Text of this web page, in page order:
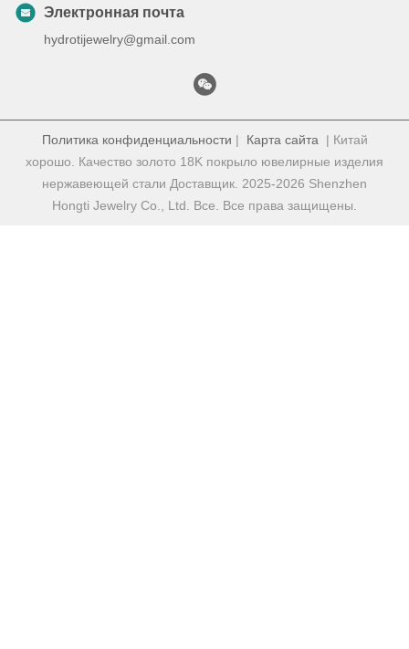
Электронная почта
hydrotijewelry@gmail.com
Политика конфиденциальности | Карта сайта | Китай
хорошо. Качество золото 18K покрыло ювелирные изделия
нержавеющей стали Доставщик. 2025-2026 Shenzhen
Hongti Jewelry Co., Ltd. Все. Все права защищены.